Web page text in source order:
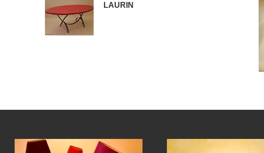
LAURIN